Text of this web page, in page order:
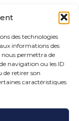
des technologies
informations des
nous permettra de
navigation ou les ID
de retirer son
caractéristiques